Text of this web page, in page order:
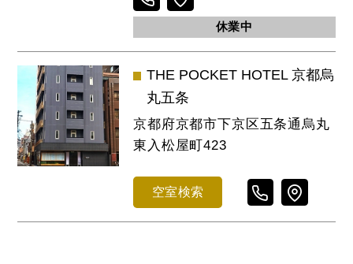
休業中
THE POCKET HOTEL 京都烏
丸五条
京都府京都市下京区五条通烏丸
東入松屋町423
空室検索